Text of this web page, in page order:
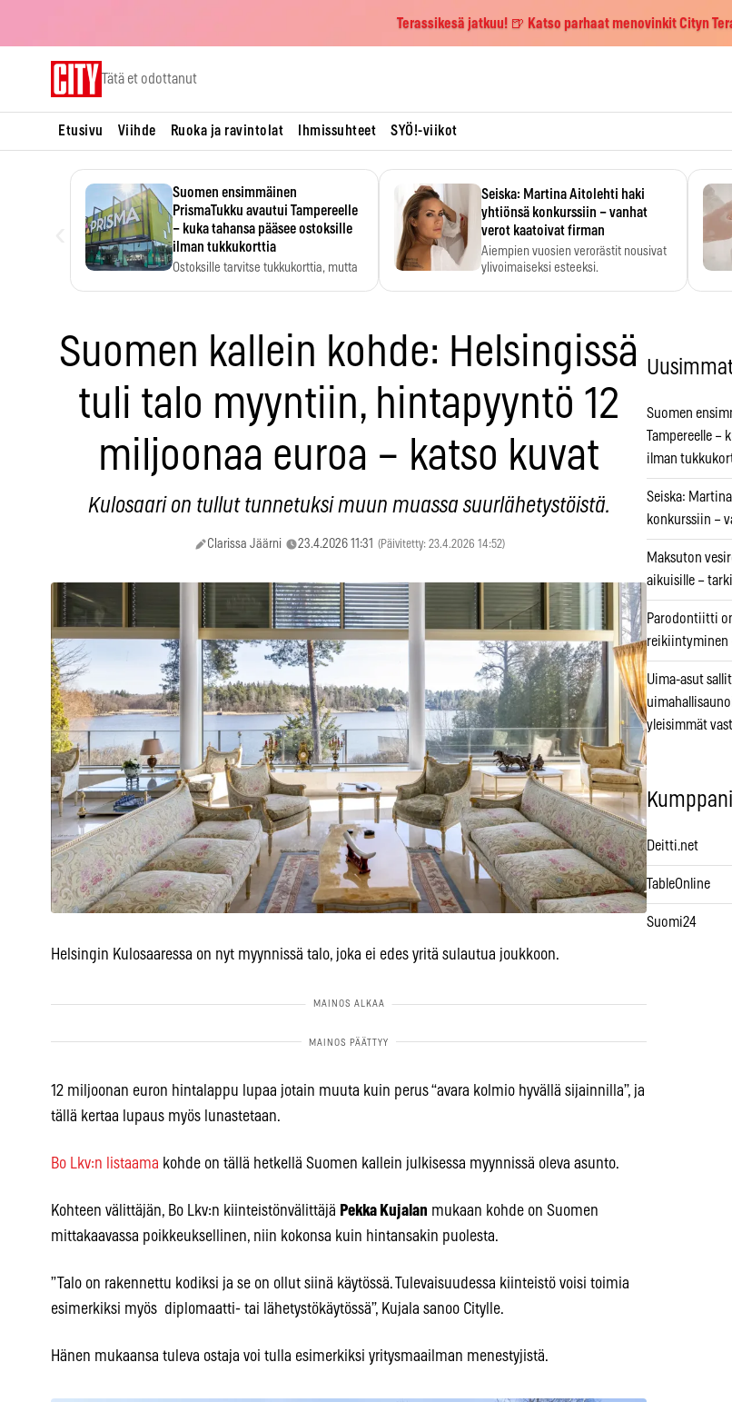
Terassikesä jatkuu! 🍺 Katso parhaat menovinkit Cityn
Tätä et odottanut
Etusivu Viihde Ruoka ja ravintolat Ihmissuhteet SYÖ!-viikot
Suomen ensimmäinen
PrismaTukku avautui Tampereelle
– kuka tahansa pääsee ostoksille
ilman tukkukorttia
Ostoksille tarvitse tukkukorttia, mutta
Seiska: Martina Aitolehti haki
yhtiönsä konkurssiin – vanhat
verot kaatoivat firman
Aiempien vuosien verorästit nousivat
ylivoimaiseksi esteeksi.
Suomen kallein kohde: Helsingissä
tuli talo myyntiin, hintapyyntö 12
miljoonaa euroa – katso kuvat
Kulosaari on tullut tunnetuksi muun muassa suurlähetystöistä.
Clarissa Jäärni 23.4.2026 11:31 (Päivitetty: 23.4.2026 14:52)
Helsingin Kulosaaressa on nyt myynnissä talo, joka ei edes yritä sulautua joukkoon.
12 miljoonan euron hintalappu lupaa jotain muuta kuin perus “avara kolmio hyvällä sijainnilla”, ja
tällä kertaa lupaus myös lunastetaan.
Bo Lkv:n listaama kohde on tällä hetkellä Suomen kallein julkisessa myynnissä oleva asunto.
Kohteen välittäjän, Bo Lkv:n kiinteistönvälittäjä Pekka Kujalan mukaan kohde on Suomen
mittakaavassa poikkeuksellinen, niin kokonsa kuin hintansakin puolesta.
”Talo on rakennettu kodiksi ja se on ollut siinä käytössä. Tulevaisuudessa kiinteistö voisi toimia
esimerkiksi myös diplomaatti- tai lähetystökäytössä”, Kujala sanoo Citylle.
Hänen mukaansa tuleva ostaja voi tulla esimerkiksi yritysmaailman menestyjistä.
Suomen
Tampereelle –
ilman
Seiska:
konkurssiin –
Maksuton
aikuisille –
Parodontiitti
reikiintyminen
Uima-asut
yleisimmät
Deitti.net
TableOnline
Suomi24